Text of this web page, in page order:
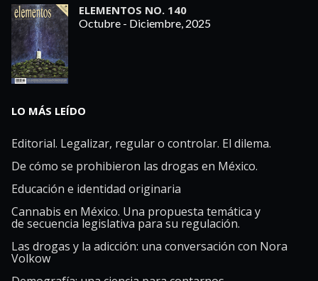
ELEMENTOS NO. 140
Octubre - Diciembre, 2025
LO MÁS LEÍDO
Editorial. Legalizar, regular o controlar. El dilema.
De cómo se prohibieron las drogas en México.
Educación e identidad originaria
Cannabis en México. Una propuesta temática y
de secuencia legislativa para su regulación.
Las drogas y la adicción: una conversación con Nora
Volkow